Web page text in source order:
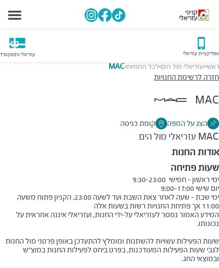
אפליקציית עזריאלי עזריאלי גיפטקארד
ראשי>עזריאלי מול הים>לכל החנויות>
MAC
חזרה לרשימת החנויות
MAC
הצג על המפה קומת כניסה
MAC עזריאלי מול הים
אודות החנות
שעות פתיחה
11:00 אך פתיחת החנויות רשות בשעות אלה
המידע האמור נמסר לעזריאלי על-ידי החנות, ועזריאלי איננה אחראית על
שעות הפעילות עשויות להשתנות ומומלץ להתעדכן באופן פרטני מול החנות
לגבי שעות הפעילות המעודכנות, בפרט ביחס לפעילות החנות במוצ"ש
ובמוצאי החג.